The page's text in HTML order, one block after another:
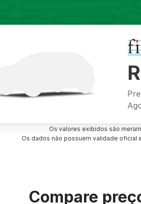
Os valores exibidos são
Os dados não possuem validade oficial
Compare